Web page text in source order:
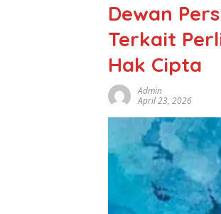
Dewan
Terkait
Hak Cipta
Admin
April 23, 2026